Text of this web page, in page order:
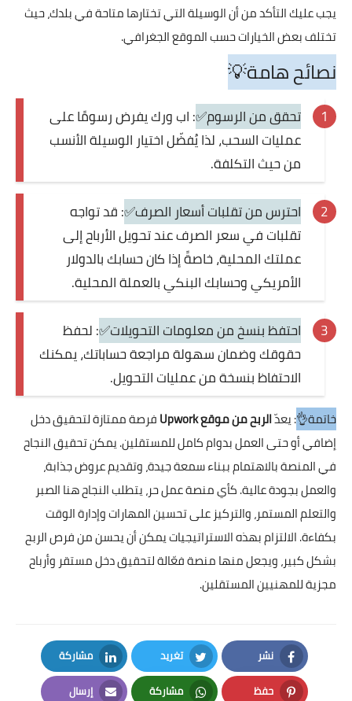
يجب عليك التأكد من أن الوسيلة التي تختارها متاحة في بلدك، حيث
تختلف بعض الخيارات حسب الموقع الجغرافي.
نصائح هامة💡
تحقق من الرسوم✅: اب ورك يفرض رسومًا على
عمليات السحب، لذا يُفضّل اختيار الوسيلة الأنسب
من حيث التكلفة.
احترس من تقلبات أسعار الصرف✅: قد تواجه
تقلبات في سعر الصرف عند تحويل الأرباح إلى
عملتك المحلية، خاصةً إذا كان حسابك بالدولار
الأمريكي وحسابك البنكي بالعملة المحلية.
احتفظ بنسخ من معلومات التحويلات✅: لحفظ
حقوقك وضمان سهولة مراجعة حساباتك، يمكنك
الاحتفاظ بنسخة من عمليات التحويل.
خاتمة👌: يعدّالربح من موقع Upwork
فرصة ممتازة لتحقيق دخل
إضافي أو حتى العمل بدوام كامل للمستقلين. يمكن تحقيق النجاح
في المنصة بالاهتمام ببناء سمعة جيدة، وتقديم عروض جذابة،
والعمل بجودة عالية. كأي منصة عمل حر، يتطلب النجاح هنا الصبر
والتعلم المستمر، والتركيز على تحسين المهارات وإدارة الوقت
بكفاءة. الالتزام بهذه الاستراتيجيات يمكن أن يحسن من فرص الربح
بشكل كبير، ويجعل منها منصة فعّالة لتحقيق دخل مستقر وأرباح
مجزية للمهنيين المستقلين.
نشر
Facebook
تغريد
Twitter
مشاركة
LinkedIn
حفظ مشاركة إرسال